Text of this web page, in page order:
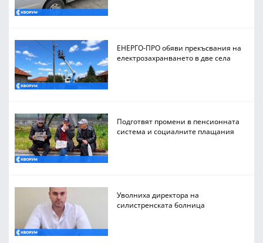
ЕНЕРГО-ПРО обяви прекъсвания на
електрозахранването в две села
Подготвят промени в пенсионната
система и социалните плащания
Уволниха директора на
силистренската болница